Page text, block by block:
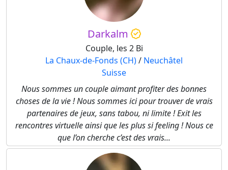
Darkalm
Couple, les 2 Bi
La Chaux-de-Fonds (CH)/ Neuchâtel
Suisse
Nous sommes un couple aimant profiter des bonnes
choses de la vie ! Nous sommes ici pour trouver de vrais
partenaires de jeux, sans tabou, ni limite ! Exit les
rencontres virtuelle ainsi que les plus si feeling ! Nous ce
que l’on cherche c’est des vrais...